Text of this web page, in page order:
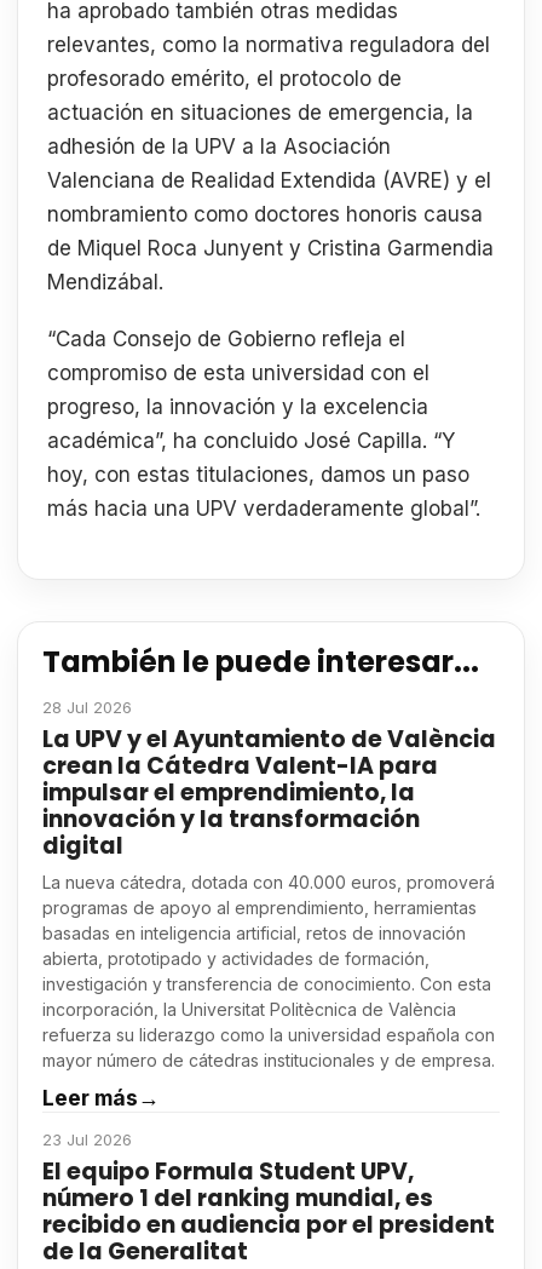
ha aprobado también otras medidas
relevantes, como la normativa reguladora del
profesorado emérito, el protocolo de
actuación en situaciones de emergencia, la
adhesión de la UPV a la Asociación
Valenciana de Realidad Extendida (AVRE) y el
nombramiento como doctores honoris causa
de Miquel Roca Junyent y Cristina Garmendia
Mendizábal.
“Cada Consejo de Gobierno refleja el
compromiso de esta universidad con el
progreso, la innovación y la excelencia
académica”, ha concluido José Capilla. “Y
hoy, con estas titulaciones, damos un paso
más hacia una UPV verdaderamente global”.
También le puede interesar...
28 Jul 2026
La UPV y el Ayuntamiento de València
crean la Cátedra Valent-IA para
impulsar el emprendimiento, la
innovación y la transformación
digital
La nueva cátedra, dotada con 40.000 euros, promoverá
programas de apoyo al emprendimiento, herramientas
basadas en inteligencia artificial, retos de innovación
abierta, prototipado y actividades de formación,
investigación y transferencia de conocimiento. Con esta
incorporación, la Universitat Politècnica de València
refuerza su liderazgo como la universidad española con
mayor número de cátedras institucionales y de empresa.
Leer más→
23 Jul 2026
El equipo Formula Student UPV,
número 1 del ranking mundial, es
recibido en audiencia por el president
de la Generalitat